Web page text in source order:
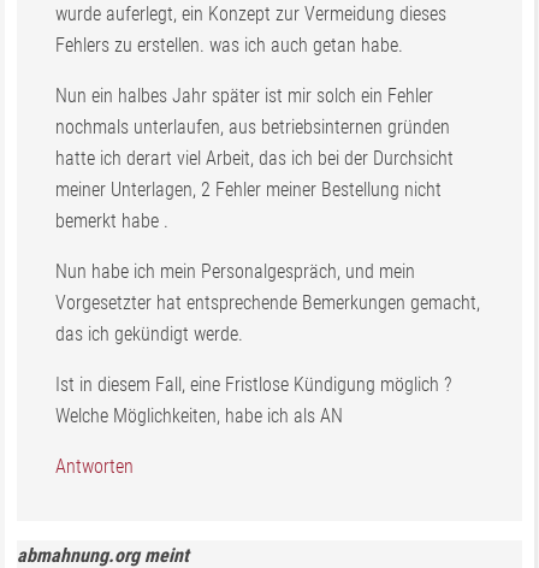
wurde auferlegt, ein Konzept zur Vermeidung dieses
Fehlers zu erstellen. was ich auch getan habe.
Nun ein halbes Jahr später ist mir solch ein Fehler
nochmals unterlaufen, aus betriebsinternen gründen
hatte ich derart viel Arbeit, das ich bei der Durchsicht
meiner Unterlagen, 2 Fehler meiner Bestellung nicht
bemerkt habe .
Nun habe ich mein Personalgespräch, und mein
Vorgesetzter hat entsprechende Bemerkungen gemacht,
das ich gekündigt werde.
Ist in diesem Fall, eine Fristlose Kündigung möglich ?
Welche Möglichkeiten, habe ich als AN
Antworten
abmahnung.orgmeint